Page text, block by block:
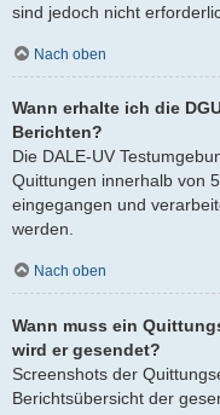
sind jedoch nicht
Nach oben
Wann erhalte ich die
Berichten?
Die DALE-UV
Quittungen innerhalb von
eingegangen und
werden.
Nach oben
Wann muss ein
wird er gesendet?
Screenshots der
Berichtsübersicht der